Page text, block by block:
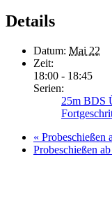
Details
Datum: Mai 22
Zeit:
18:00 - 18:45
Serien:
25m BDS
« Probeschießen
Probeschießen